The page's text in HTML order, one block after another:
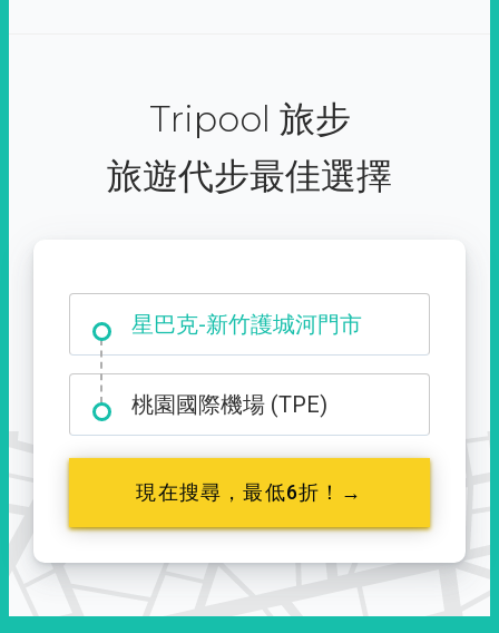
Tripool 旅步
旅遊代步最佳選擇
星巴克-新竹護城河門市
大霸尖山登山口
桃園國際機場 (TPE)
現在搜尋，最低6折！→